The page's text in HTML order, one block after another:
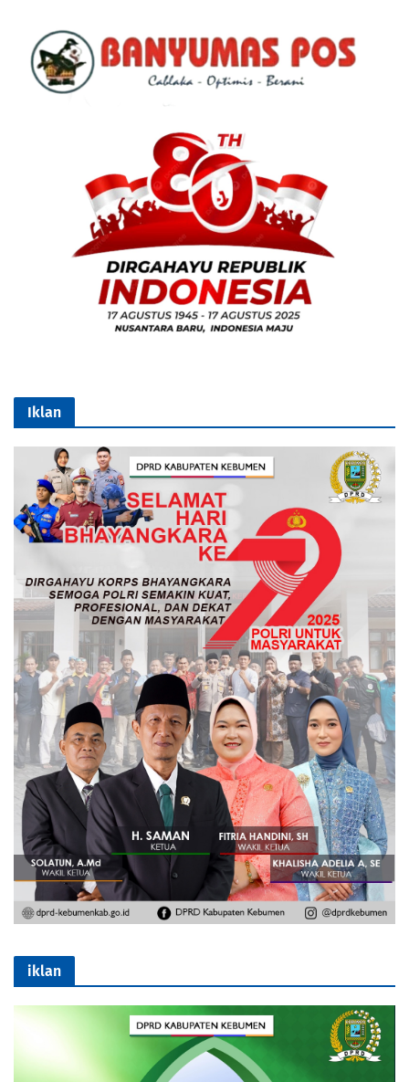
Iklan
iklan